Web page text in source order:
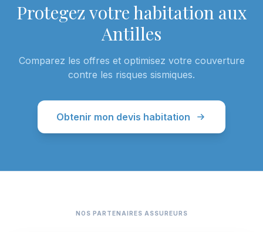
Protegez votre habitation aux
Antilles
Comparez les offres et optimisez votre couverture
contre les risques sismiques.
Obtenir mon devis habitation
NOS PARTENAIRES ASSUREURS